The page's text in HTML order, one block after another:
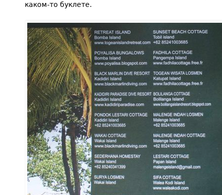
каком-то буклете.